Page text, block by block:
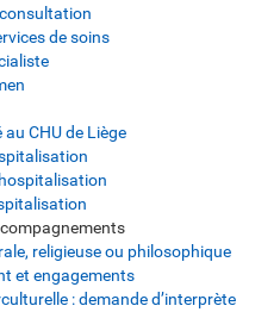
de soins
CHU de Liège
religieuse ou philosophique
et engagements
: demande d’interprète